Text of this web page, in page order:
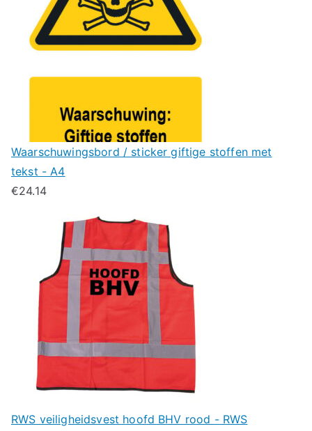
Waarschuwingsbord / sticker giftige stoffen met
tekst - A4
€24.14
RWS veiligheidsvest hoofd BHV rood - RWS